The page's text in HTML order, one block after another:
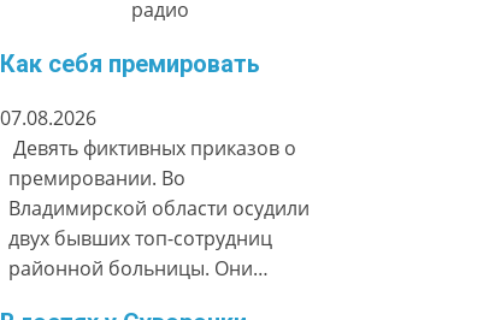
радио
Как себя премировать
07.08.2026
Девять фиктивных приказов о
премировании. Во
Владимирской области осудили
двух бывших топ-сотрудниц
районной больницы. Они…